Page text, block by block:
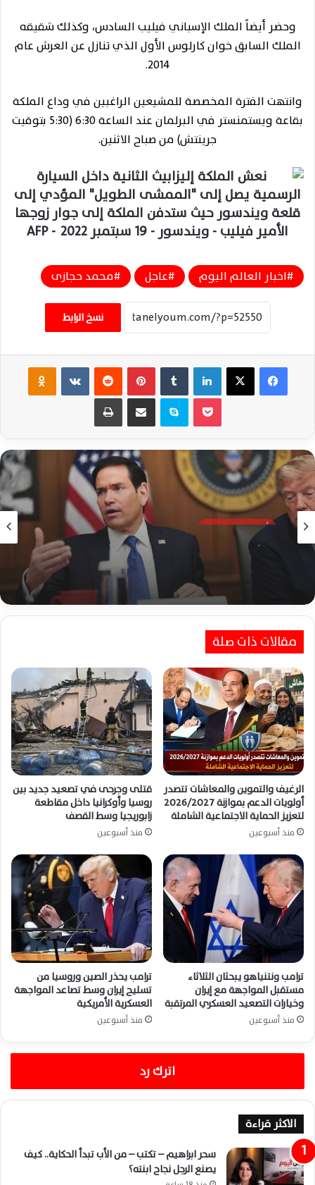
وحضر أيضاً الملك الإسباني فيليب السادس، وكذلك شقيقه
الملك السابق خوان كارلوس الأول الذي تنازل عن العرش عام
2014.
وانتهت الفترة المخصصة للمشيعين الراغبين في وداع الملكة
بقاعة ويستمنستر في البرلمان عند الساعة 6:30 (5:30 بتوقيت
جرينتش) من صباح الاثنين.
اخبار العالم اليوم عاجل محمد حجازى
نسخ الرابط
فيسبوك ‫X لينكدإن بينتيريست ‏VKontakte
سكايب مشاركة عبر البريد طباعة
أخبار العالم اليوم
منذ أسبوع واحد
روبيو يرفع سقف الضغوط على إيران ويؤكد: تغيير
السلوك أصبح ضرورة أمريكية
مقالات ذات صلة
الرغيف والتموين والمعاشات تتصدر
أولويات الدعم بموازنة 2026/2027
لتعزيز الحماية الاجتماعية الشاملة
منذ أسبوعين
قتلى وجرحى في تصعيد جديد بين
روسيا وأوكرانيا داخل مقاطعة
زابوريجيا وسط القصف
منذ أسبوعين
ترامب ونتنياهو يبحثان الثلاثاء
مستقبل المواجهة مع إيران
وخيارات التصعيد العسكري المرتقبة
منذ أسبوعين
ترامب يحذر الصين وروسيا من
تسليح إيران وسط تصاعد المواجهة
العسكرية الأمريكية
منذ أسبوعين
اترك رد
الاكثر قراءة
سحر ابراهيم – تكتب – من الأب تبدأ الحكاية.. كيف
يصنع الرجل نجاح ابنته؟